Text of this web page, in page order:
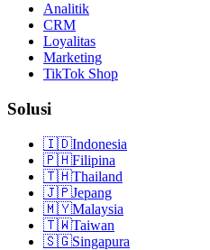
Analitik
CRM
Loyalitas
Marketing
TikTok Shop
Solusi
🇮🇩Indonesia
🇵🇭Filipina
🇹🇭Thailand
🇯🇵Jepang
🇲🇾Malaysia
🇹🇼Taiwan
🇸🇬Singapura